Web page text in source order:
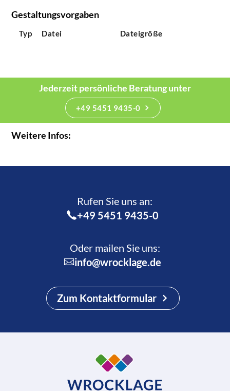
Gestaltungsvorgaben
Typ Datei Dateigröße
Jederzeit persönliche Beratung unter
+49 5451 9435-0
Weitere Infos:
Rufen Sie uns an:­
+49 5451 9435-0
Oder mailen Sie uns:
info@wrocklage.de
Zum Kontaktformular